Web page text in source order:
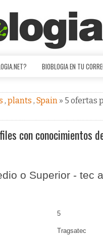
BIOBLOGIA EN TU
, plants , Spain » 5 ofertas
con conocimientos
o Superior - tec
5
Tragsatec